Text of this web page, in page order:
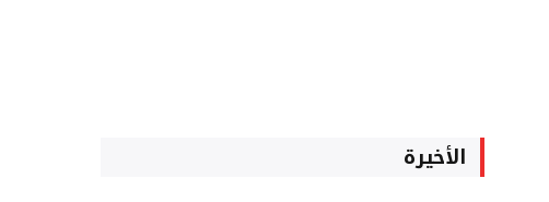
الأخيرة